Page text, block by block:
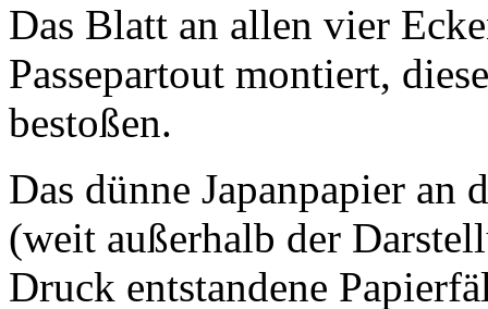
Das Blatt an allen vier
Passepartout montiert,
bestoßen.
Das dünne Japanpapier an
(weit außerhalb der
Druck entstandene